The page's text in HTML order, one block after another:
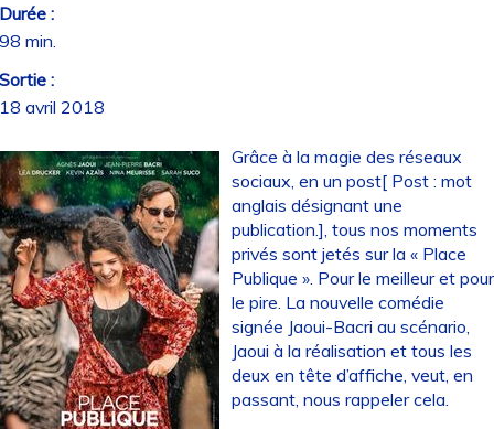
:
min.
:
avril 2018
Grâce à la magie des réseaux
sociaux, en un post[ Post : mot
anglais désignant une
publication.], tous nos moments
privés sont jetés sur la « Place
Publique ». Pour le meilleur et pour
le pire. La nouvelle comédie
signée Jaoui-Bacri au scénario,
Jaoui à la réalisation et tous les
deux en tête d’affiche, veut, en
passant, nous rappeler cela.